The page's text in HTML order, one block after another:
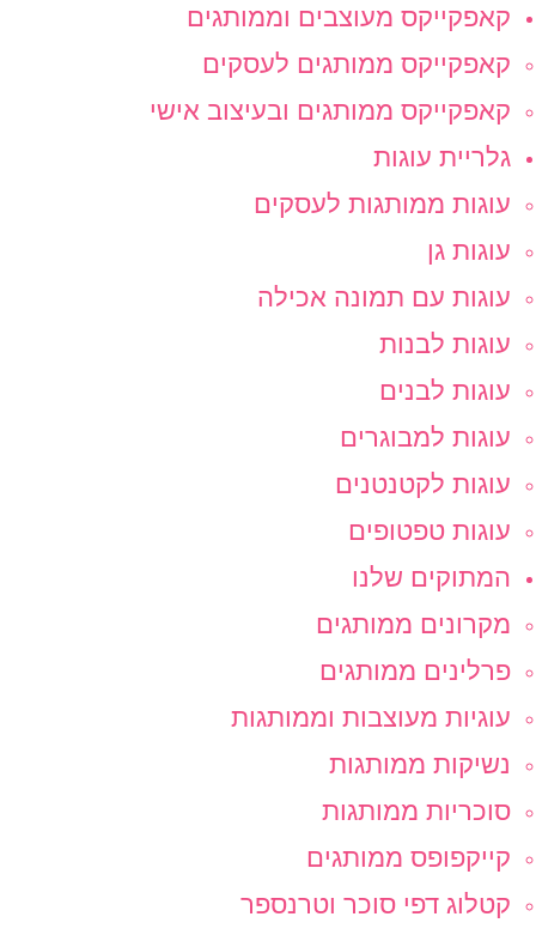
קאפקייקס מעוצבים וממותגים
קאפקייקס ממותגים לעסקים
קאפקייקס ממותגים ובעיצוב אישי
גלריית עוגות
עוגות ממותגות לעסקים
עוגות גן
עוגות עם תמונה אכילה
עוגות לבנות
עוגות לבנים
עוגות למבוגרים
עוגות לקטנטנים
עוגות טפטופים
המתוקים שלנו
מקרונים ממותגים
פרלינים ממותגים
עוגיות מעוצבות וממותגות
נשיקות ממותגות
סוכריות ממותגות
קייקפופס ממותגים
קטלוג דפי סוכר וטרנספר